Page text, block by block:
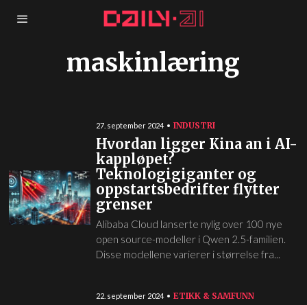
maskinlæring
27. september 2024 INDUSTRI
Hvordan ligger Kina an i AI-
kappløpet?
Teknologigiganter og
oppstartsbedrifter flytter
grenser
Alibaba Cloud lanserte nylig over 100 nye
open source-modeller i Qwen 2.5-familien.
Disse modellene varierer i størrelse fra...
22. september 2024 ETIKK & SAMFUNN